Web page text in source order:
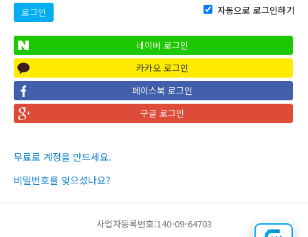
로그인 자동으로 로그인하기
네이버 로그인
카카오 로그인
페이스북 로그인
구글 로그인
무료로 계정을 만드세요.
비밀번호를 잊으셨나요?
사업자등록번호:140-09-64703